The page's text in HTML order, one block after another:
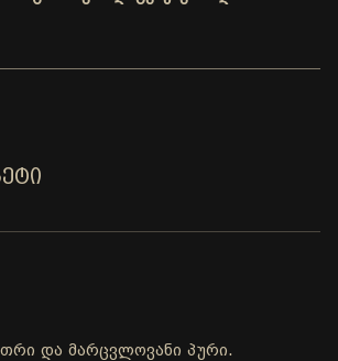
და მარცვლოვანი პური.